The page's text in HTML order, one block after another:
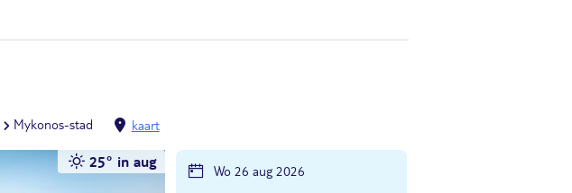
Mykonos-stad kaart
25° in aug
Wo 26 aug 2026